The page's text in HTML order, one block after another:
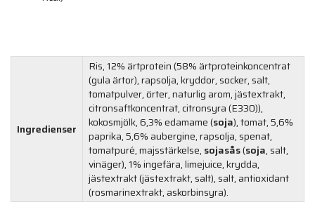
Ingredienser
Ris, 12% ärtprotein (58% ärtproteinkoncentrat
(gula ärtor), rapsolja, kryddor, socker, salt,
tomatpulver, örter, naturlig arom, jästextrakt,
citronsaftkoncentrat, citronsyra (E330)),
kokosmjölk, 6,3% edamame (soja), tomat, 5,6%
paprika, 5,6% aubergine, rapsolja, spenat,
tomatpuré, majsstärkelse, sojasås(soja, salt,
vinäger), 1% ingefära, limejuice, krydda,
jästextrakt (jästextrakt, salt), salt, antioxidant
(rosmarinextrakt, askorbinsyra).